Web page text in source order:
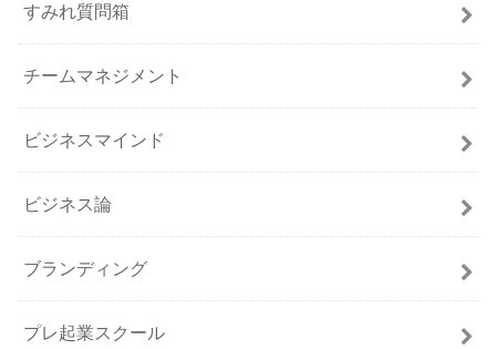
すみれ質問箱
チームマネジメント
ビジネスマインド
ビジネス論
ブランディング
プレ起業スクール